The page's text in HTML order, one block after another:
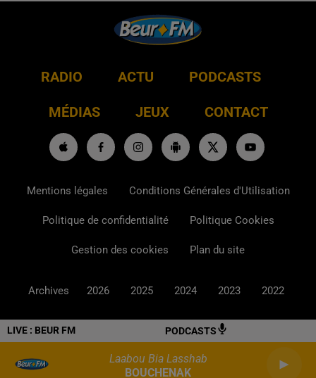
LIVE : BEUR FM PODCASTS
Laabou Bia Lasshab
BOUCHENAK
RADIO ACTU PODCASTS
MÉDIAS JEUX CONTACT
Mentions légales Conditions Générales d'Utilisation
Politique de confidentialité Politique Cookies
Gestion des cookies Plan du site
Archives 2026 2025 2024 2023 2022